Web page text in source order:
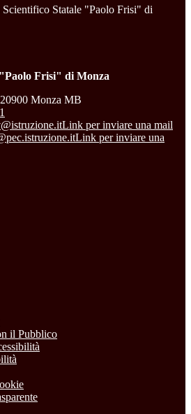
Statale "Paolo Frisi" di
Frisi" di Monza
Monza MB
Link per inviare una mail
Link per inviare una
il Pubblico